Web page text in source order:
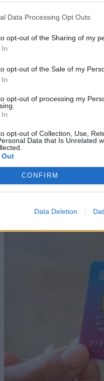
Data Processing Opt Outs
opt-out of the Sharing of my
opt-out of the Sale of my
opt-out of processing my
opt-out of Collection, Use,
Data that Is Unrelated
CONFIRM
Data Deletion
NASA: Σε διαστρική
για να σώσει το Voyager
09/08/2026